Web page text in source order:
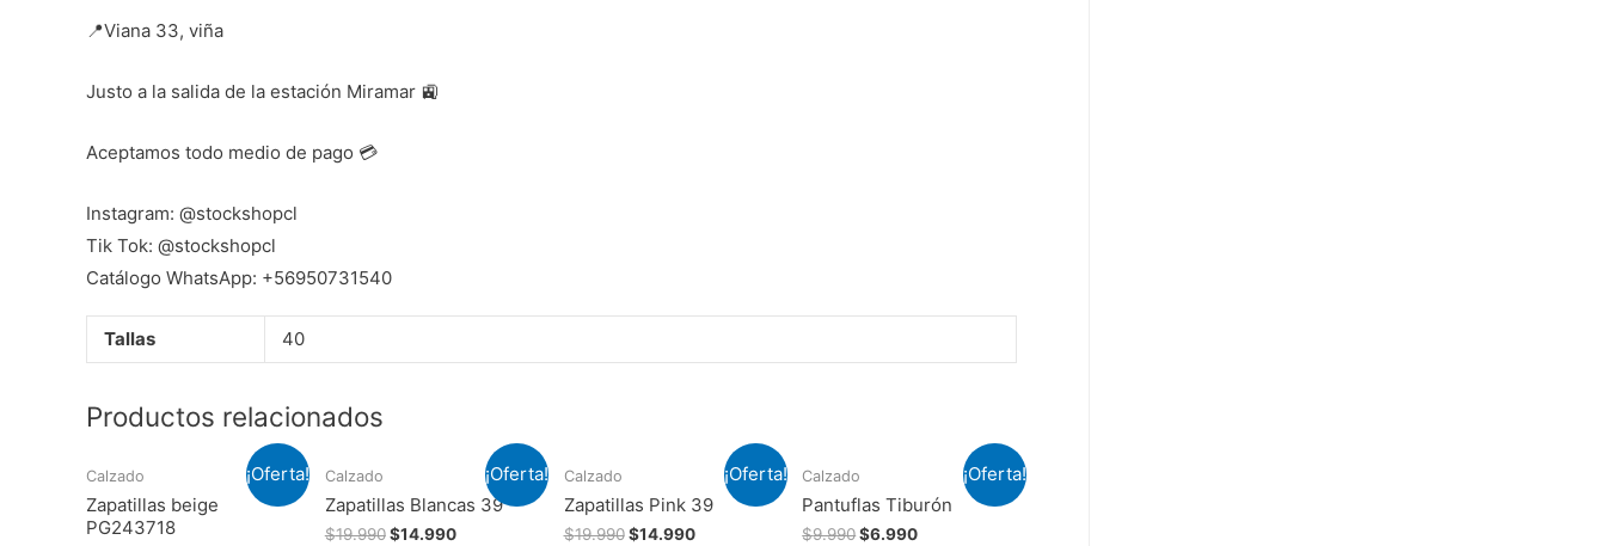
📍Viana 33, viña
Justo a la salida de la estación Miramar 🚉
Aceptamos todo medio de pago 💳
Instagram: @stockshopcl
Tik Tok: @stockshopcl
Catálogo WhatsApp: +56950731540
Tallas 40
Productos relacionados
¡Oferta!
Calzado
Zapatillas beige
PG243718
¡Oferta!
Calzado
Zapatillas Blancas 39
$19.990 $14.990
¡Oferta!
Calzado
Zapatillas Pink 39
$19.990 $14.990
¡Oferta!
Calzado
Pantuflas Tiburón
$9.990$6.990